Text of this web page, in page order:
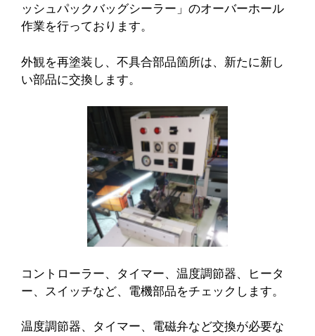
ッシュパックバッグシーラー」のオーバーホール
作業を行っております。
外観を再塗装し、不具合部品箇所は、新たに新し
い部品に交換します。
コントローラー、タイマー、温度調節器、ヒータ
ー、スイッチなど、電機部品をチェックします。
温度調節器、タイマー、電磁弁など交換が必要な